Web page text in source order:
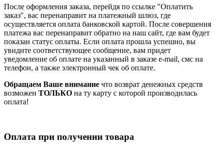
После оформления заказа, перейдя по ссылке "Оплатить
заказ", вас перенаправит на платежный шлюз, где
осуществляется оплата банковской картой. После совершения
платежа вас перенаправит обратно на наш сайт, где вам будет
показан статус оплаты. Если оплата прошла успешно, вы
увидите соответствующее сообщение, вам придет
уведомление об оплате на указанный в заказе e-mail, смс на
телефон, а также электронный чек об оплате.
Обращаем Ваше внимание что возврат денежных средств
возможен ТОЛЬКО на ту карту с которой производилась
оплата!
Оплата при получении товара